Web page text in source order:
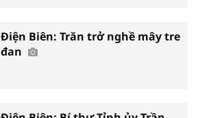
Điện Biên: Trăn trở nghề mây tre
đan